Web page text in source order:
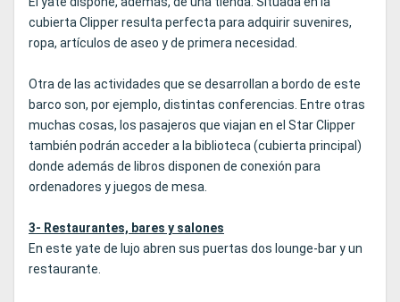
cubierta Clipper resulta perfecta para adquirir suvenires,
ropa, artículos de aseo y de primera necesidad.
Otra de las actividades que se desarrollan a bordo de este
barco son, por ejemplo, distintas conferencias. Entre otras
muchas cosas, los pasajeros que viajan en el Star Clipper
también podrán acceder a la biblioteca (cubierta principal)
donde además de libros disponen de conexión para
ordenadores y juegos de mesa.
3- Restaurantes, bares y salones
En este yate de lujo abren sus puertas dos lounge-bar y un
restaurante.